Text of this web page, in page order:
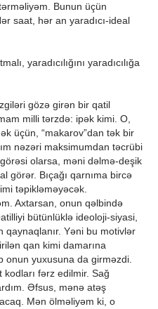
Bunun üçün
saat, hər an yaradıcı-ideal
yaradıcılığını yaradıcılığa
gözə girən bir qatil
milli tərzdə: ipək kimi. O,
üçün, “makarov”dan tək bir
nəzəri maksimumdan təcrübi
olarsa, məni dəlmə-deşik
görər. Bıçağı qarnıma bircə
təpikləməyəcək.
Axtarsan, onun qəlbində
bütünlüklə ideoloji-siyasi,
Yəni bu motivlər
qan kimi damarına
onun yuxusuna da girməzdi.
fərz edilmir. Sağ
Əfsus, mənə atəş
Mən ölməliyəm ki, o